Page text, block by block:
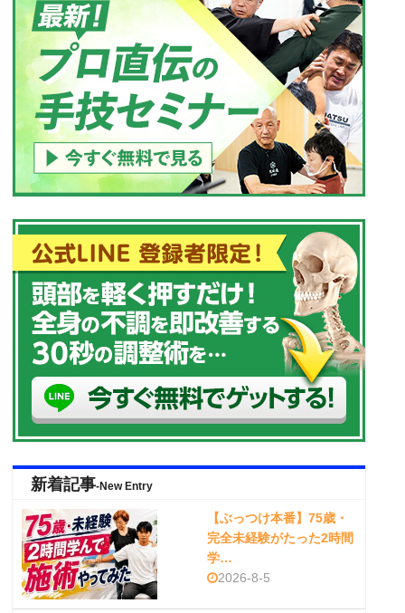
新着記事-New Entry
【ぶっつけ本番】75歳・
完全未経験がたった2時間
学…
2026-8-5